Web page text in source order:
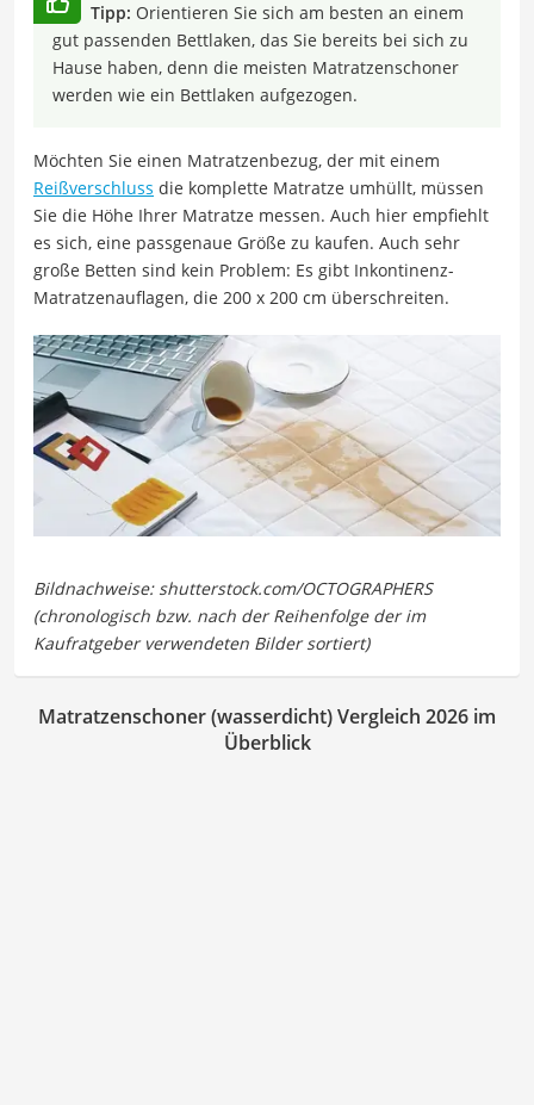
Tipp: Orientieren Sie sich am besten an einem
gut passenden Bettlaken, das Sie bereits bei sich zu
Hause haben, denn die meisten Matratzenschoner
werden wie ein Bettlaken aufgezogen.
Möchten Sie einen Matratzenbezug, der mit einem
Reißverschluss die komplette Matratze umhüllt, müssen
Sie die Höhe Ihrer Matratze messen. Auch hier empfiehlt
es sich, eine passgenaue Größe zu kaufen. Auch sehr
große Betten sind kein Problem: Es gibt Inkontinenz-
Matratzenauflagen, die 200 x 200 cm überschreiten.
Matratzenschoner (wasserdicht) Vergleich 2026 im
Überblick